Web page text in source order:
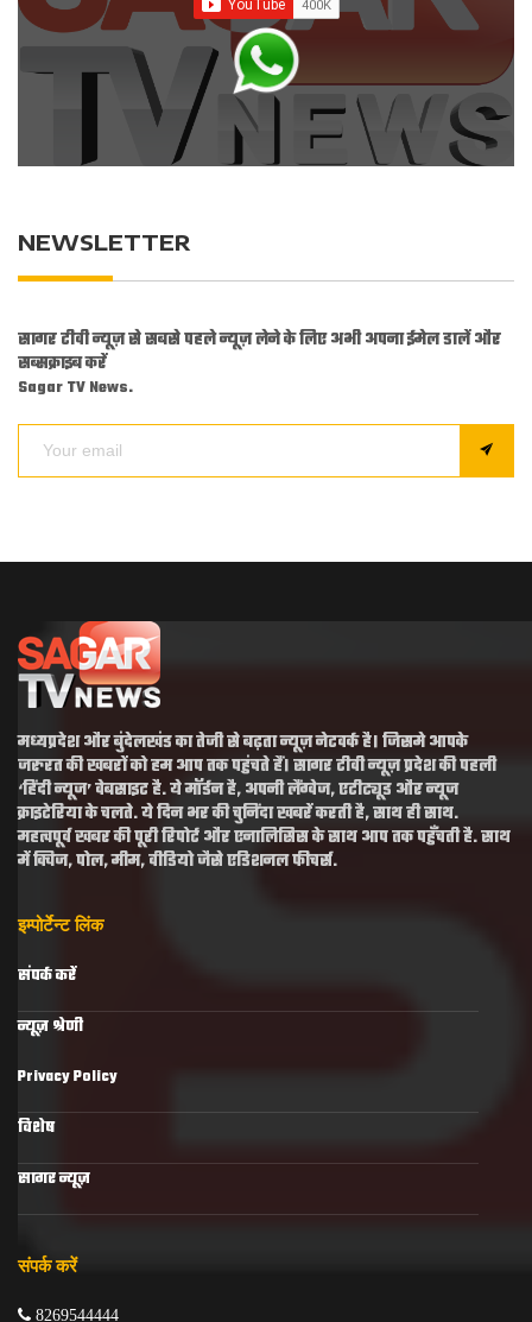
NEWSLETTER
सागर टीवी न्यूज़ से सबसे पहले न्यूज़ लेने के लिए अभी अपना ईमेल डालें और
सब्सक्राइब करें
Sagar TV News.
मध्यप्रदेश और बुंदेलखंड का तेजी से बढ़ता न्यूज़ नेटवर्क है। जिसमे आपके
जरुरत की खबरों को हम आप तक पहुंचते हैं। सागर टीवी न्यूज़ प्रदेश की पहली
‘हिंदी न्यूज’ वेबसाइट है. ये मॉर्डन है, अपनी लैंग्वेज, एटीट्यूड और न्यूज
क्राइटेरिया के चलते. ये दिन भर की चुनिंदा खबरें करती है, साथ ही साथ.
महत्वपूर्व खबर की पूरी रिपोर्ट और एनालिसिस के साथ आप तक पहुँचती है. साथ
में क्विज, पोल, मीम, वीडियो जैसे एडिशनल फीचर्स.
इम्पोर्टेन्ट लिंक
संपर्क करें
न्यूज़ श्रेणी
Privacy Policy
विशेष
सागर न्यूज़
संपर्क करें
8269544444